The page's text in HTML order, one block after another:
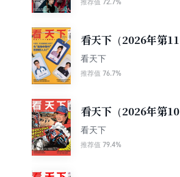
推荐值 72.7%
看天下（2026年第11
期）
看天下
推荐值 76.7%
看天下（2026年第10
期）
看天下
推荐值 79.4%